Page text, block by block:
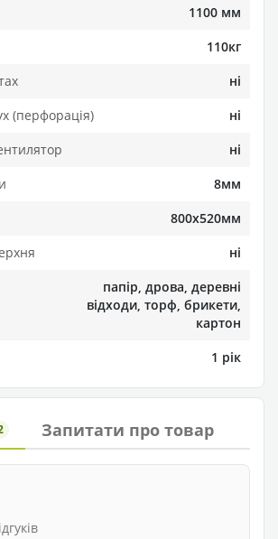
1100 мм
110кг
ні
(перфорація)
ні
ні
8мм
800х520мм
ні
папір, дрова, деревні
відходи, торф, брикети,
картон
1 рік
Запитати про товар